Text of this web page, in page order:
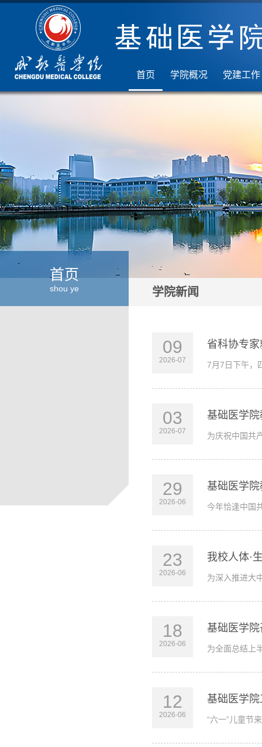
首页 学院概况 党建工作
首页
shou ye 学院新闻
09
2026-07
省科协专
7月7日下午，
03
2026-07
基础医学
为庆祝中国共
29
2026-06
基础医学
今年恰逢中国
23
2026-06
我校人体·
为深入推进大
18
2026-06
基础医学
为全面总结上
12
2026-06
基础医学院
“六一”儿童节